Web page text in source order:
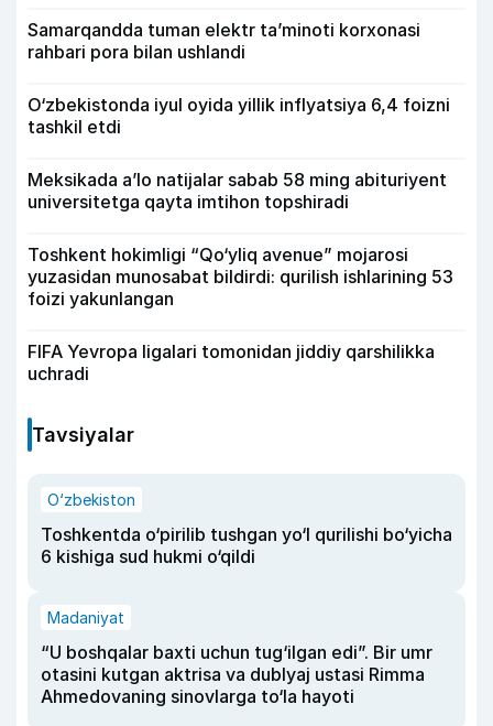
Samarqandda tuman elektr ta’minoti korxonasi
rahbari pora bilan ushlandi
O‘zbekistonda iyul oyida yillik inflyatsiya 6,4 foizni
tashkil etdi
Meksikada a’lo natijalar sabab 58 ming abituriyent
universitetga qayta imtihon topshiradi
Toshkent hokimligi “Qo‘yliq avenue” mojarosi
yuzasidan munosabat bildirdi: qurilish ishlarining 53
foizi yakunlangan
FIFA Yevropa ligalari tomonidan jiddiy qarshilikka
uchradi
Tavsiyalar
O‘zbekiston
Toshkentda o‘pirilib tushgan yo‘l qurilishi bo‘yicha
6 kishiga sud hukmi o‘qildi
Madaniyat
“U boshqalar baxti uchun tug‘ilgan edi”. Bir umr
otasini kutgan aktrisa va dublyaj ustasi Rimma
Ahmedovaning sinovlarga to‘la hayoti